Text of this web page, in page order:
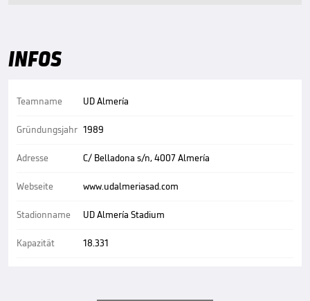
INFOS
Teamname
Gründungsjahr
Adresse
Webseite
Stadionname
Kapazität
UD Almería
1989
C/ Belladona s/n, 4007 Almería
www.udalmeriasad.com
UD Almería Stadium
18.331